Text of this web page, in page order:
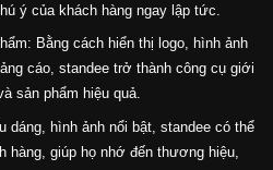
ý của khách hàng ngay lập tức.
Bằng cách hiển thị logo, hình ảnh
cáo, standee trở thành công cụ giới
sản phẩm hiệu quả.
dáng, hình ảnh nổi bật, standee có thể
hàng, giúp họ nhớ đến thương hiệu,